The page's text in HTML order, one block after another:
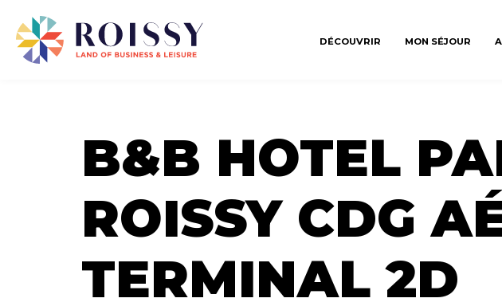
DÉCOUVRIR MON SÉJOUR
B&B HOTEL
ROISSY CDG
TERMINAL 2D